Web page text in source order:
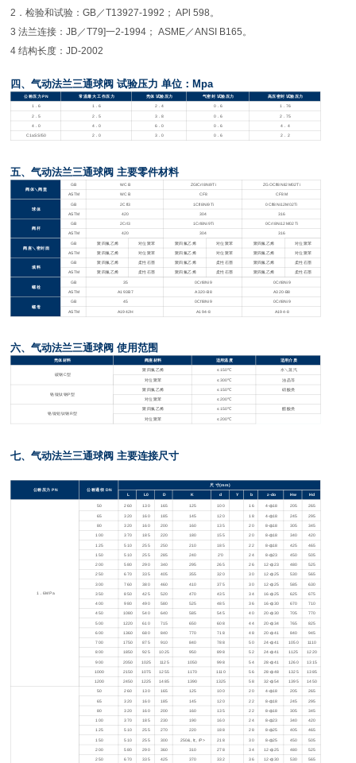
2．检验和试验：GB／T13927-1992； APl 598。
3 法兰连接：JB／T79]一2-1994； ASME／ANSI B165。
4 结构长度：JD-2002
四、气动法兰三通球阀 试验压力 单位：Mpa
公称压力 PN 常温最大 工作压力 壳体 试验压力 气密封 试验压力
高压密封 试验压力
1 ．6 1 ．6 2 ．4 0 ．6 1 ．76
2 ．5 2 ．5 3 ．8 0 ．6 2 ．75
4 ．0 4 ．0 6 ．0 0 ．6 4 ．4
C1aSSl50
2 ．0 3 ．0 0 ．6 2 ．2
五、气动法兰三通球阀 主要零件材料
阀体＼阀盖
GB WCB ZGlCrl8Ni9Ti
ZGOCfl8Nil2M02Ti
ASTM
WCB CF8 CF8M
球体
GB 2Cfl3 1Cfl8Ni9Ti
0Cfl8Ni12M02Ti
ASTM
420 304 316
阀杆
GB 2Crl3 1Crl8Ni9Ti
0Crl8Ni12M02Ti
ASTM
420 304 316
阀座＼密封面
GB 聚四氟乙烯 对位聚苯 聚四氟乙烯 对位聚苯 聚四氟乙烯 对位聚苯
ASTM 聚四氟乙烯 对位聚苯 聚四氟乙烯 对位聚苯 聚四氟乙烯 对位聚苯
填料
GB 聚四氟乙烯 柔性石墨 聚四氟乙烯 柔性石墨 聚四氟乙烯
柔性石墨
ASTM
聚四氟乙烯 柔性石墨 聚四氟乙烯 柔性石墨 聚四氟乙烯 柔性石墨
螺栓
GB 35 0Crl8Ni9
0Crl8Ni9
ASTM
A193B7 A320-B8 A320-B8
螺母
GB 45 0Cfl8Ni9
0Crl8Ni9
ASTM
A1942H A194-8 A194-8
六、气动法兰三通球阀 使用范围
壳体材料 阀座材料 适用温度 适用介质
碳钢C型
聚四氟乙烯 ≤150℃
水＼蒸汽
对位聚苯
≤300℃ 油晶等
铬镍钛钢P型
聚四氟乙烯 ≤150℃
硝酸类
对位聚苯
≤200℃
铬镍钼钛钢R型
聚四氟乙烯 ≤150℃
醋酸类
对位聚苯
≤200℃
七、气动法兰三通球阀 主要连接尺寸
公称压力 PN 公称通径 DN
尺 寸(mm)
L
L0 D K d Y b z-do Hw Hd
1 ．6MPa
50 260 130 165 125 100 16 4-ф18 205 265
65 320 160 185 145 120 18 4-ф18 245
295
80
320 160 200 160 135 20 8-ф18 305
345
100
370 185 220 180 155 20 8-ф18 340
420
125
510 255 250 210 185 22 8-ф18 425
465
150
510 255 285 240 2'0 24 8-ф23 450
505
200
580 290 340 295 265 26 12-ф23 480
525
250
670 335 405 355 320 30 12-ф25 530
565
300
760 380 460 410 375 30 12-ф25 585
630
350
850 425 520 470 435 34 16-ф25 625
675
400
980 490 580 525 485 36 16-ф30 670
710
450
1080 540 640 585 545 40 20-ф30 705
770
500
1220 610 715 650 608 44 20-ф34 765 825
600 1360 680 840 770 718 48 20-ф41 840 945
700 1750 875 910 840 788 50 24-ф41 1050
1110
800
1850 925 1025 950 898 52 24-ф41 1125
1220
900
2050 1025 1125 1050 998 54 28-ф41 1260
1315
1000
2150 1075 1255 1170 1110 56 28-ф48 1325
1385
1200
2450 1225 1485 1390 1325 58 32-ф54 1395 1450
50 260 130 165 125 100 20 4-ф18 205 265
65 320 160 185 145 120 22 8-ф18 245 295
80 320 160 200 160 135 22 8-ф18 305
345
100
370 185 230 190 160 24 8-ф23 340
420
125
510 255 270 220 188 28 8-ф25 405
465
150
510 255 300 250&, lt;, /P> 218 30 8-ф25 450
505
200
580 290 360 310 278 34 12-ф25 480
525
250
670 335 425 370 332 36 12-ф30 530 565